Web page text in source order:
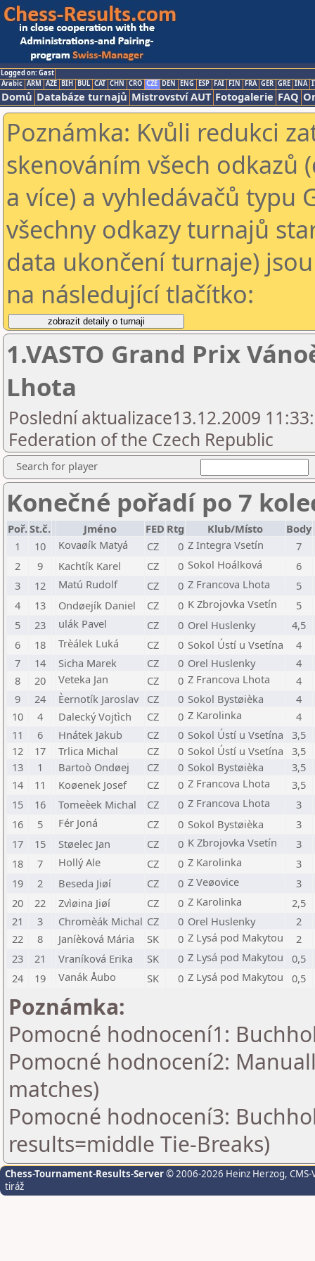
Logged on: Gast
Arabic ARM AZE BIH BUL CAT CHN CRO CZE DEN ENG ESP FAI FIN FRA GER GRE INA
Domů Databáze turnajů Mistrovství AUT Fotogalerie FAQ
Poznámka: Kvůli redukci
skenováním všech odkazů
a více) a vyhledávačů typu
všechny odkazy turnajů
data ukončení turnaje)
na následující tlačítko:
1.VASTO Grand Prix
Lhota
Poslední aktualizace13.12.2009
Federation of the Czech Republic
Search for player
Konečné pořadí po 7
Poř.St.č. Jméno FED Rtg Klub/Místo Body
1
10 Kovaøík Matyá CZ 0 Z Integra Vsetín
7
2
9 Kachtík Karel CZ 0 Sokol Hoálková
6
3
12 Matú Rudolf CZ 0 Z Francova Lhota
5
4
13 Ondøejík Daniel CZ 0 K Zbrojovka Vsetín
5
5
23 ulák Pavel CZ 0 Orel Huslenky
4,5
6
18 Trèálek Luká CZ 0 Sokol Ústí u Vsetína
4
7
14 Sicha Marek CZ 0 Orel Huslenky
4
8
20 Veteka Jan CZ 0 Z Francova Lhota
4
9
24 Èernotík Jaroslav CZ 0 Sokol Bystøièka
4
10
4 Dalecký Vojtìch CZ 0 Z Karolinka
4
11
6 Hnátek Jakub CZ 0 Sokol Ústí u Vsetína
3,5
12
17 Trlica Michal CZ 0 Sokol Ústí u Vsetína
3,5
13
1 Bartoò Ondøej CZ 0 Sokol Bystøièka
3,5
14
11 Koøenek Josef CZ 0 Z Francova Lhota
3,5
15
16 Tomeèek Michal CZ 0 Z Francova Lhota
3
16
5 Fér Joná CZ 0 Sokol Bystøièka
3
17
15 Støelec Jan CZ 0 K Zbrojovka Vsetín
3
18
7 Hollý Ale CZ 0 Z Karolinka
3
19
2 Beseda Jiøí CZ 0 Z Veøovice
3
20
22 Zvìøina Jiøí CZ 0 Z Karolinka
2,5
21
3 Chromèák Michal CZ 0 Orel Huslenky
2
22
8 Janíèková Mária SK 0 Z Lysá pod Makytou
2
23
21 Vraníková Erika SK 0 Z Lysá pod Makytou
0,5
24
19 Vanák Åubo SK 0 Z Lysá pod Makytou 0,5
Poznámka:
Pomocné hodnocení1:
Pomocné hodnocení2:
matches)
Pomocné hodnocení3:
results=middle Tie-Breaks)
Chess-Tournament-Results-Server© 2006-2026 Heinz Herzog,
tiráž